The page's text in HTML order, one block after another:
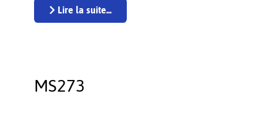
Lire la suite...
MS273